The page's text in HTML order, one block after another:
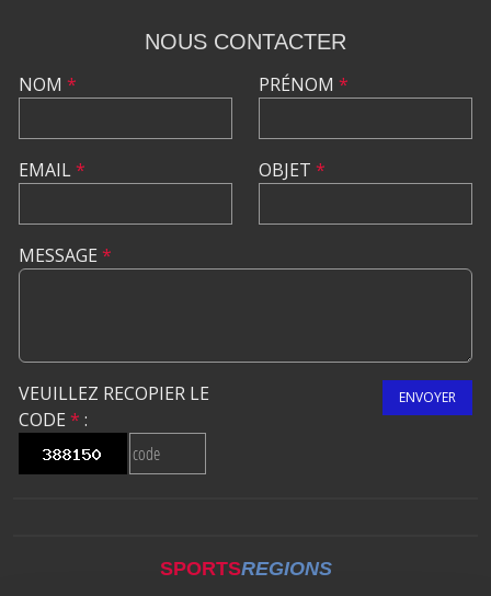
NOUS CONTACTER
NOM *
EMAIL*
PRÉNOM *
OBJET *
MESSAGE *
VEUILLEZ RECOPIER LE
CODE * :
ENVOYER
SPORTSREGIONS